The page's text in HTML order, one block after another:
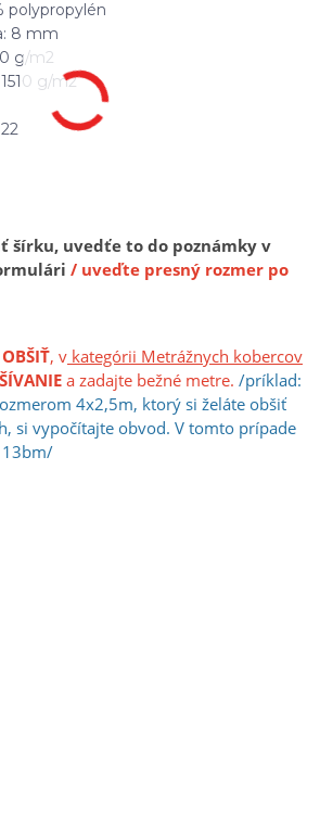
polypropylén
8 mm
g/m2
g/m2
šírku, uvedťe to do poznámky v
/ uveďte presný rozmer po
OBŠIŤ, v kategórii Metrážnych kobercov
a zadajte bežné metre. /príklad:
4x2,5m, ktorý si želáte obšiť
si vypočítajte obvod. V tomto prípade
13bm/